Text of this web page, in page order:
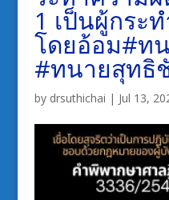
1 เป็นผู้กระ
โดยอ้อม#ท
#ทนายสุทธิ
by drsuthichai | Jul 13,